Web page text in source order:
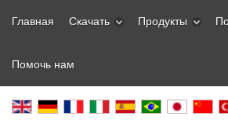
Главная Скачать Продукты
Помочь нам